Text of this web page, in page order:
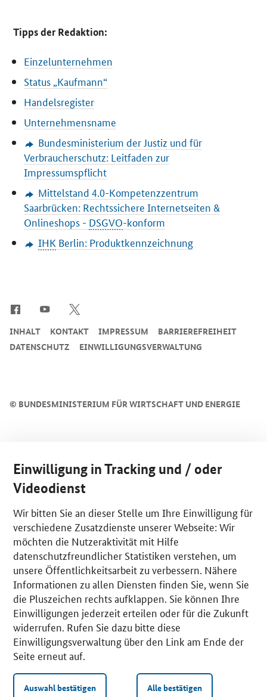
Tipps der Redaktion:
Einzelunternehmen
Status „Kaufmann“
Handelsregister
Unternehmensname
Bundesministerium der Justiz und für
Verbraucherschutz: Leitfaden zur
Impressumspflicht
Mittelstand 4.0-Kompetenzzentrum
Saarbrücken: Rechtssichere Internetseiten &
Onlineshops - DSGVO-konform
IHK Berlin: Produktkennzeichnung
© BUNDESMINISTERIUM FÜR WIRTSCHAFT UND ENERGIE
INHALT KONTAKT IMPRESSUM
BARRIEREFREIHEIT
DATENSCHUTZ
EINWILLIGUNGSVERWALTUNG
Einwilligung in Tracking und / oder
Videodienst
Wir bitten Sie an dieser Stelle um Ihre Einwilligung für
verschiedene Zusatzdienste unserer Webseite: Wir
möchten die Nutzeraktivität mit Hilfe
datenschutzfreundlicher Statistiken verstehen, um
unsere Öffentlichkeitsarbeit zu verbessern. Nähere
Informationen zu allen Diensten finden Sie, wenn Sie
die Pluszeichen rechts aufklappen. Sie können Ihre
Einwilligungen jederzeit erteilen oder für die Zukunft
widerrufen. Rufen Sie dazu bitte diese
Einwilligungsverwaltung über den Link am Ende der
Seite erneut auf.
Auswahl bestätigen Alle bestätigen